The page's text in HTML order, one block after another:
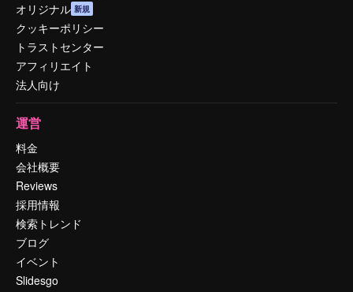
オリジナル 新規
クッキーポリシー
トラストセンター
アフィリエイト
法人向け
運営
料金
会社概要
Reviews
採用情報
検索トレンド
ブログ
イベント
Slidesgo